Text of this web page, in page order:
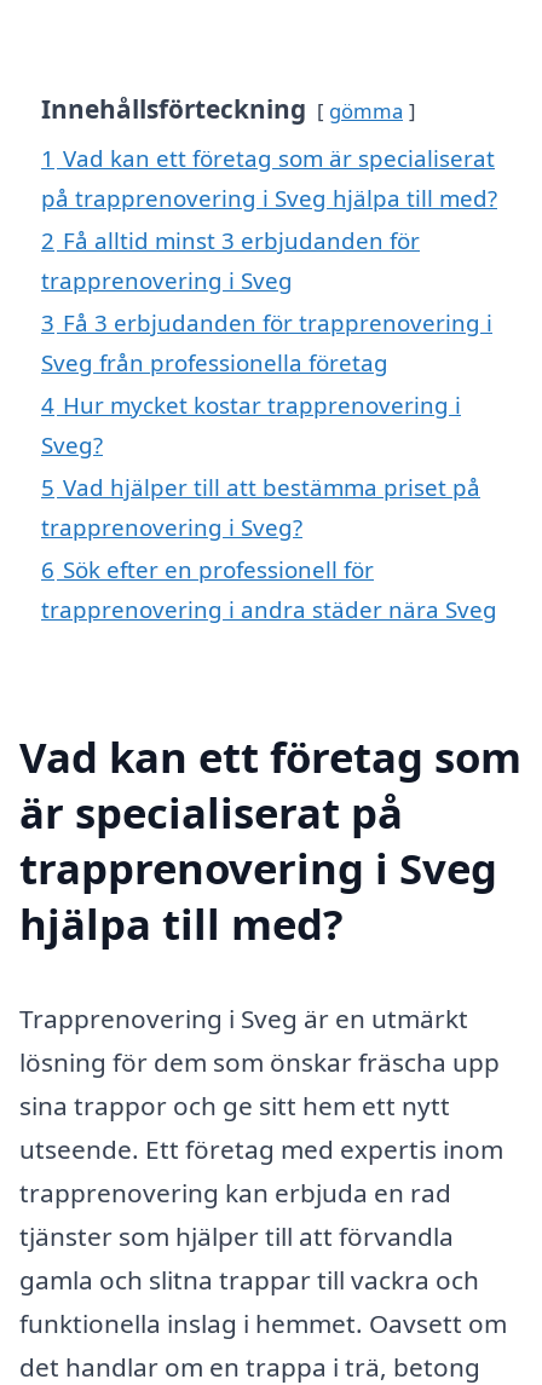
Innehållsförteckning gömma
1 Vad kan ett företag som är specialiserat
på trapprenovering i Sveg hjälpa till med?
2 Få alltid minst 3 erbjudanden för
trapprenovering i Sveg
3 Få 3 erbjudanden för trapprenovering i
Sveg från professionella företag
4 Hur mycket kostar trapprenovering i
Sveg?
5 Vad hjälper till att bestämma priset på
trapprenovering i Sveg?
6 Sök efter en professionell för
trapprenovering i andra städer nära Sveg
Vad kan ett företag som
är specialiserat på
trapprenovering i Sveg
hjälpa till med?
Trapprenovering i Sveg är en utmärkt
lösning för dem som önskar fräscha upp
sina trappor och ge sitt hem ett nytt
utseende. Ett företag med expertis inom
trapprenovering kan erbjuda en rad
tjänster som hjälper till att förvandla
gamla och slitna trappar till vackra och
funktionella inslag i hemmet. Oavsett om
det handlar om en trappa i trä, betong